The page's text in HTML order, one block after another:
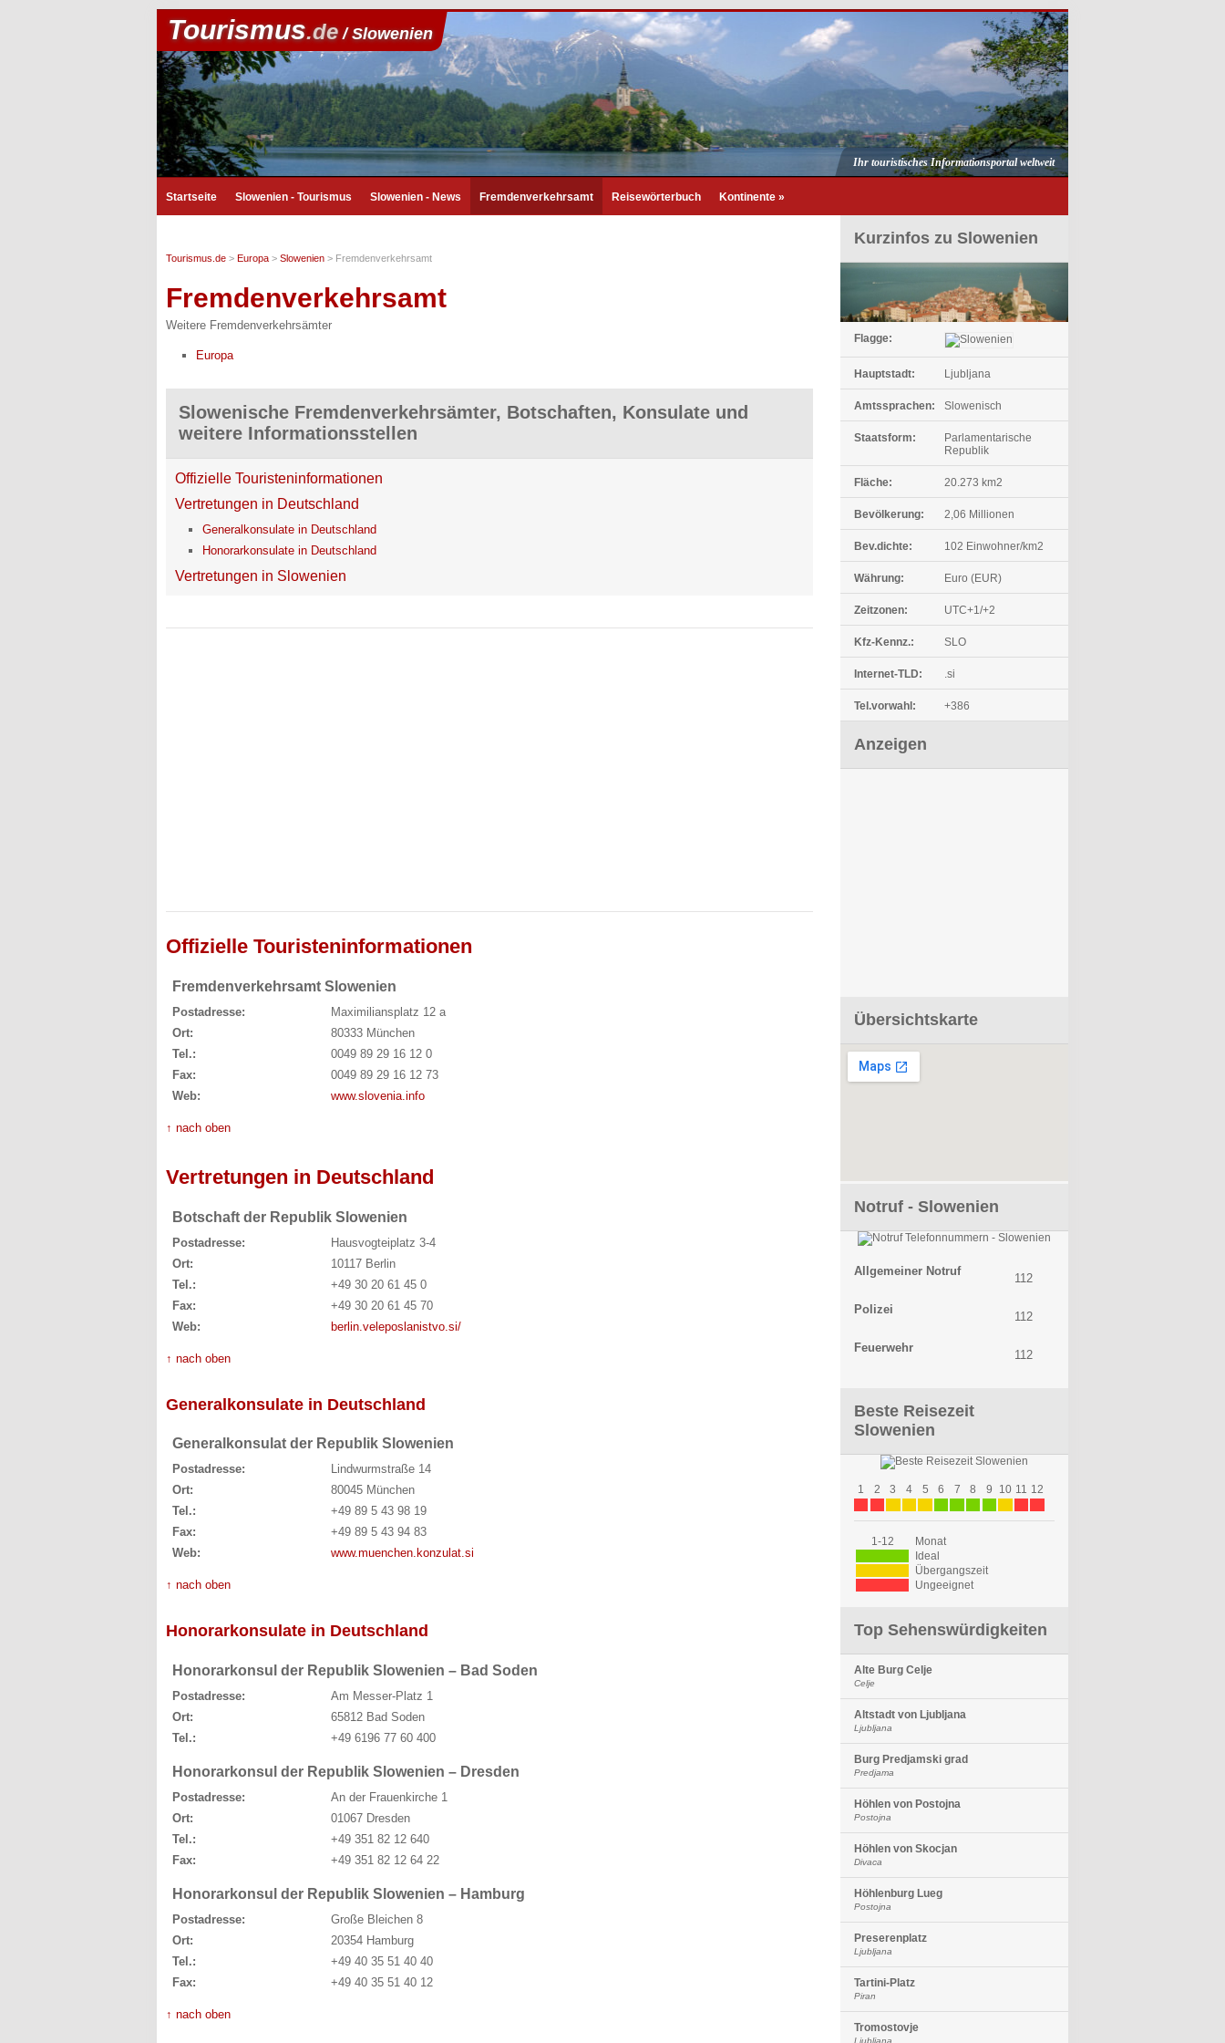
Tourismus.de/ Slowenien
Ihr touristisches Informationsportal weltweit
Startseite Slowenien - Tourismus Slowenien - News Fremdenverkehrsamt Reisewörterbuch Kontinente »
Tourismus.de > Europa > Slowenien > Fremdenverkehrsamt
Fremdenverkehrsamt
Weitere Fremdenverkehrsämter
Europa
Slowenische Fremdenverkehrsämter, Botschaften, Konsulate und
weitere Informationsstellen
Offizielle Touristeninformationen
Vertretungen in Deutschland
Generalkonsulate in Deutschland
Honorarkonsulate in Deutschland
Vertretungen in Slowenien
Offizielle Touristeninformationen
Fremdenverkehrsamt Slowenien
Postadresse:
Maximiliansplatz 12 a
Ort:
80333 München
Tel.:
0049 89 29 16 12 0
Fax:
0049 89 29 16 12 73
Web:
www.slovenia.info
↑ nach oben
Vertretungen in Deutschland
Botschaft der Republik Slowenien
Postadresse:
Hausvogteiplatz 3-4
Ort:
10117 Berlin
Tel.:
+49 30 20 61 45 0
Fax:
+49 30 20 61 45 70
Web:
berlin.veleposlanistvo.si/
↑ nach oben
Generalkonsulate in Deutschland
Generalkonsulat der Republik Slowenien
Postadresse:
Lindwurmstraße 14
Ort:
80045 München
Tel.:
+49 89 5 43 98 19
Fax:
+49 89 5 43 94 83
Web:
www.muenchen.konzulat.si
↑ nach oben
Honorarkonsulate in Deutschland
Honorarkonsul der Republik Slowenien – Bad Soden
Postadresse:
Am Messer-Platz 1
Ort:
65812 Bad Soden
Tel.:
+49 6196 77 60 400
Honorarkonsul der Republik Slowenien – Dresden
Postadresse:
An der Frauenkirche 1
Ort:
01067 Dresden
Tel.:
+49 351 82 12 640
Fax:
+49 351 82 12 64 22
Honorarkonsul der Republik Slowenien – Hamburg
Postadresse:
Große Bleichen 8
Ort:
20354 Hamburg
Tel.:
+49 40 35 51 40 40
Fax:
+49 40 35 51 40 12
↑ nach oben
Kurzinfos zu Slowenien
Flagge:
Hauptstadt: Ljubljana
Amtssprachen: Slowenisch
Staatsform:
Parlamentarische
Republik
Fläche: 20.273 km2
Bevölkerung: 2,06 Millionen
Bev.dichte: 102 Einwohner/km2
Währung: Euro (EUR)
Zeitzonen: UTC+1/+2
Kfz-Kennz.: SLO
Internet-TLD: .si
Tel.vorwahl: +386
Anzeigen
Übersichtskarte
Notruf - Slowenien
Allgemeiner Notruf
112
Polizei
112
Feuerwehr
112
Beste Reisezeit
Slowenien
1 2 3 4 5 6 7 8 9 10 11 12
1-12
Monat
Ideal
Übergangszeit
Ungeeignet
Top Sehenswürdigkeiten
Alte Burg Celje
Celje
Altstadt von Ljubljana
Ljubljana
Burg Predjamski grad
Predjama
Höhlen von Postojna
Postojna
Höhlen von Skocjan
Divaca
Höhlenburg Lueg
Postojna
Preserenplatz
Ljubljana
Tartini-Platz
Piran
Tromostovje
Ljubljana